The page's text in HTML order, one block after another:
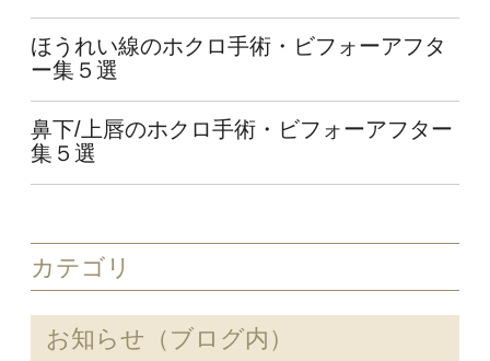
ほうれい線のホクロ手術・ビフォーアフタ
ー集５選
鼻下/上唇のホクロ手術・ビフォーアフター
集５選
カテゴリ
お知らせ（ブログ内）